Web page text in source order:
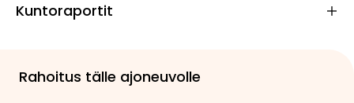
Kuntoraportit
Rahoitus tälle ajoneuvolle